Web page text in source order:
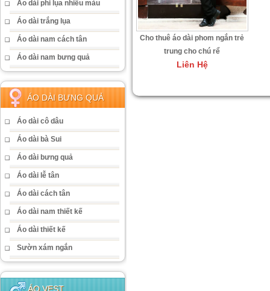
Áo dài phi lụa nhiều màu
Áo dài trắng lụa
Áo dài nam cách tân
Áo dài nam bưng quả
ÁO DÀI BƯNG QUẢ
Áo dài cô dâu
Áo dài bà Sui
Áo dài bưng quả
Áo dài lễ tân
Áo dài cách tân
Áo dài nam thiết kế
Áo dài thiết kế
Sườn xám ngắn
ÁO VEST
Cho thuê áo dài phom ngắn trẻ
trung cho chú rể
Liên Hệ